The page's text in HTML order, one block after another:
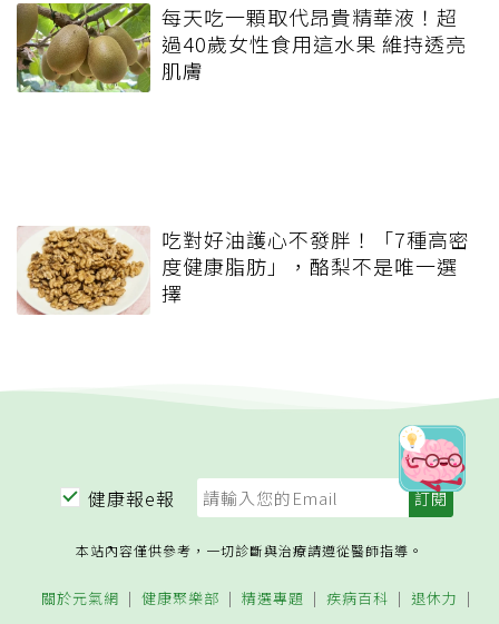
每天吃一顆取代昂貴精華液！超
過40歲女性食用這水果 維持透亮
肌膚
吃對好油護心不發胖！「7種高密
度健康脂肪」，酪梨不是唯一選
擇
健康報e報
本站內容僅供參考，一切診斷與治療請遵從醫師指導。
關於元氣網 健康聚樂部 精選專題 疾病百科 退休力